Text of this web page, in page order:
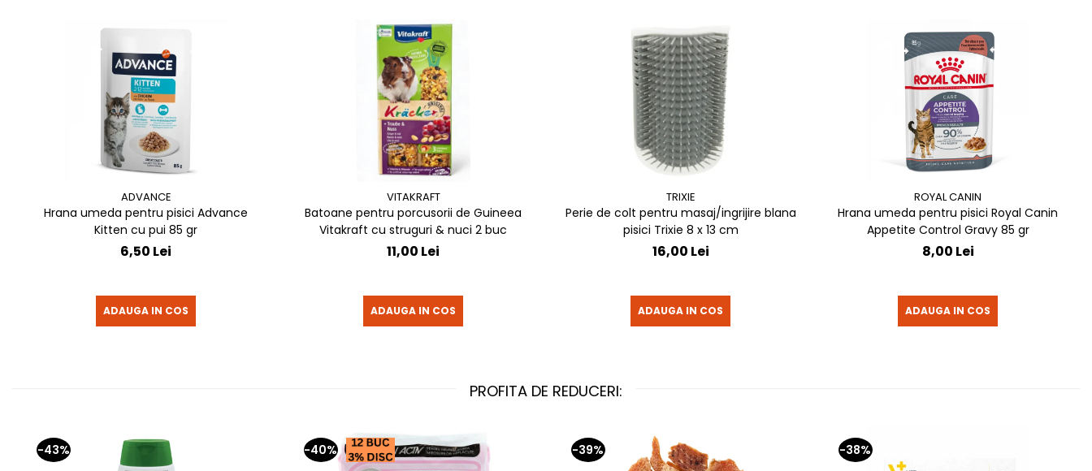
ADVANCE
Hrana umeda pentru pisici Advance
Kitten cu pui 85 gr
6,50 Lei
ADAUGA IN COS
VITAKRAFT
Batoane pentru porcusorii de Guineea
Vitakraft cu struguri & nuci 2 buc
11,00 Lei
ADAUGA IN COS
TRIXIE
Perie de colt pentru masaj/ingrijire blana
pisici Trixie 8 x 13 cm
16,00 Lei
ADAUGA IN COS
ROYAL CANIN
Hrana umeda pentru pisici Royal Canin
Appetite Control Gravy 85 gr
8,00 Lei
ADAUGA IN COS
PROFITA DE REDUCERI:
-43% -40% -39% -38%